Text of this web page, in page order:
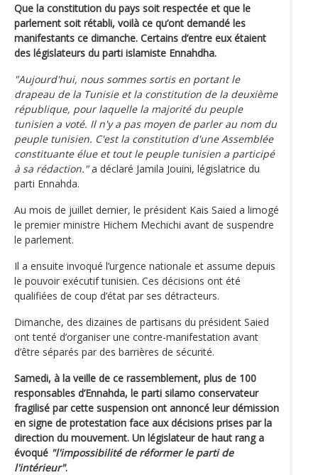
Que la constitution du pays soit respectée et que le
parlement soit rétabli, voilà ce qu’ont demandé les
manifestants ce dimanche. Certains d’entre eux étaient
des législateurs du parti islamiste Ennahdha.
"Aujourd'hui, nous sommes sortis en portant le
drapeau de la Tunisie et la constitution de la deuxième
république, pour laquelle la majorité du peuple
tunisien a voté. Il n'y a pas moyen de parler au nom du
peuple tunisien. C'est la constitution d'une Assemblée
constituante élue et tout le peuple tunisien a participé
à sa rédaction."a déclaré Jamila Jouini, législatrice du
parti Ennahda.
Au mois de juillet dernier, le président Kais Saied a limogé
le premier ministre Hichem Mechichi avant de suspendre
le parlement.
Il a ensuite invoqué l’urgence nationale et assume depuis
le pouvoir exécutif tunisien. Ces décisions ont été
qualifiées de coup d’état par ses détracteurs.
Dimanche, des dizaines de partisans du président Saied
ont tenté d’organiser une contre-manifestation avant
d’être séparés par des barrières de sécurité.
Samedi, à la veille de ce rassemblement, plus de 100
responsables d’Ennahda, le parti silamo conservateur
fragilisé par cette suspension ont annoncé leur démission
en signe de protestation face aux décisions prises par la
direction du mouvement. Un législateur de haut rang a
évoqué "l'impossibilité de réformer le parti de
l'intérieur".